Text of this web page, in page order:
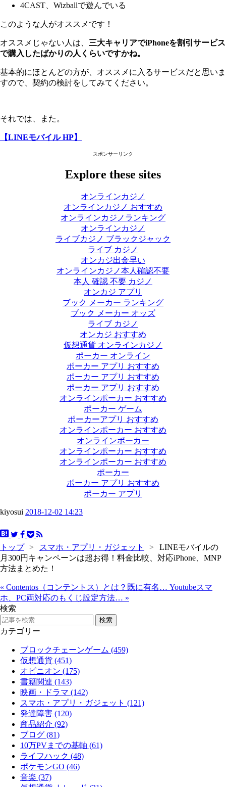
4CAST、Wizballで遊んでいる
このような人がオススメです！
オススメじゃない人は、 三大キャリアでiPhoneを割引サービス
で購入したばかりの人くらいですかね。
基本的にほとんどの方が、オススメに入るサービスだと思いま
すので、契約の検討をしてみてください。
それでは、また。
【LINEモバイル HP】
スポンサーリンク
Explore these sites
オンラインカジノ
オンラインカジノ おすすめ
オンラインカジノランキング
オンラインカジノ
ライブカジノ ブラックジャック
ライブ カジノ
オンカジ出金早い
オンラインカジノ本人確認不要
本人 確認 不要 カジノ
オンカジ アプリ
ブック メーカー ランキング
ブック メーカー オッズ
ライブ カジノ
オンカジ おすすめ
仮想通貨 オンラインカジノ
ポーカー オンライン
ポーカー アプリ おすすめ
ポーカー アプリ おすすめ
ポーカー アプリ おすすめ
オンラインポーカー おすすめ
ポーカー ゲーム
ポーカーアプリ おすすめ
オンラインポーカー おすすめ
オンラインポーカー
オンラインポーカー おすすめ
オンラインポーカー おすすめ
ポーカー
ポーカー アプリ おすすめ
ポーカー アプリ
kiyosui 2018-12-02 14:23
トップ > スマホ・アプリ・ガジェット >
LINEモバイルの
月300円キャンペーンは超お得！料金比較、対応iPhone、MNP
方法まとめた！
« Contentos（コンテントス）とは？既に有名… Youtubeスマ
ホ、PC両対応のもくじ設定方法… »
検索
カテゴリー
ブロックチェーンゲーム (459)
仮想通貨 (451)
オピニオン (175)
書籍関連 (143)
映画・ドラマ (142)
スマホ・アプリ・ガジェット (121)
発達障害 (120)
商品紹介 (92)
ブログ (81)
10万PVまでの基軸 (61)
ライフハック (48)
ポケモンGO (46)
音楽 (37)